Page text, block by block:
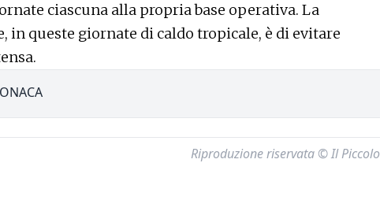
ciascuna alla propria base operativa. La
in queste giornate di caldo tropicale, è di evitare
Riproduzione riservata © Il Piccolo